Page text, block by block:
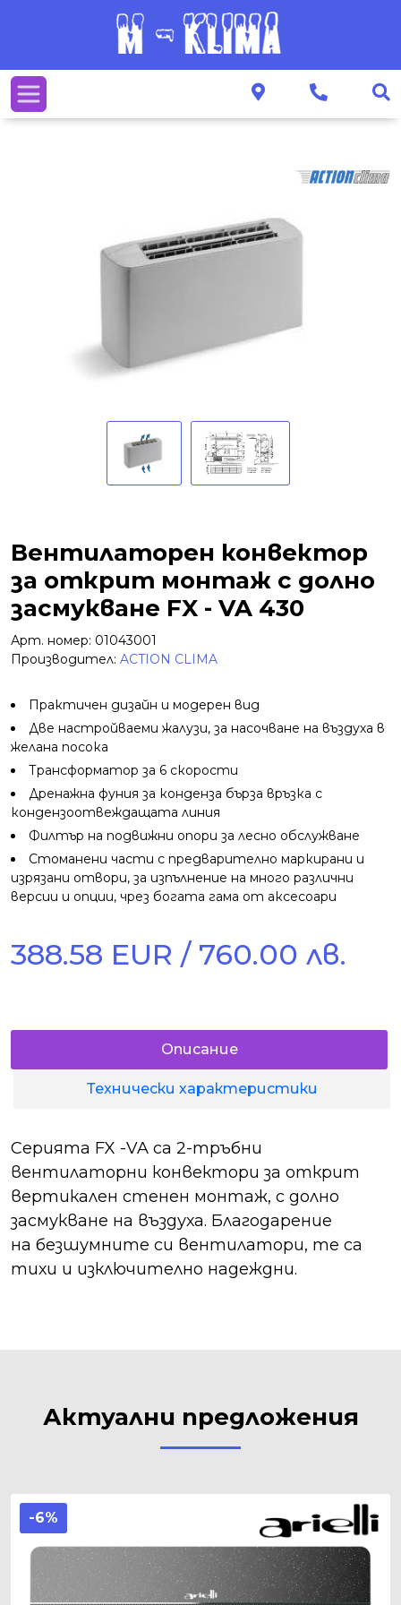
Вентилаторен конвектор
за открит монтаж с долно
засмукване FX - VA 430
Арт. номер: 01043001
Производител: ACTION CLIMA
Практичен дизайн и модерен вид
Две настройваеми жалузи, за насочване на въздуха в
желана посока
Трансформатор за 6 скорости
Дренажна фуния за конденза бърза връзка с
кондензоотвеждащата линия
Филтър на подвижни опори за лесно обслужване
Стоманени части с предварително маркирани и
изрязани отвори, за изпълнение на много различни
версии и опции, чрез богата гама от аксесоари
388.58 EUR / 760.00 лв.
Описание
Технически характеристики
Серията FX -VA са 2-тръбни
вентилаторни конвектори за открит
вертикален стенен монтаж, с долно
засмукване на въздуха. Благодарение
на безшумните си вентилатори, те са
тихи и изключително надеждни.
Актуални предложения
-6%